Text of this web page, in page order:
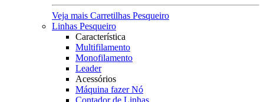
Veja mais Carretilhas Pesqueiro
Linhas Pesqueiro
Característica
Multifilamento
Monofilamento
Leader
Acessórios
Máquina fazer Nó
Contador de Linhas